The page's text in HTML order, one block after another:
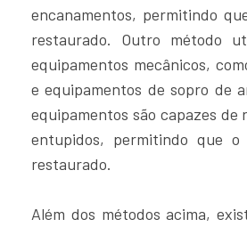
encanamentos, permitindo
restaurado. Outro método
equipamentos mecânicos,
e equipamentos de sopro de
equipamentos são capazes de
entupidos, permitindo que
restaurado.
Além dos métodos acima,